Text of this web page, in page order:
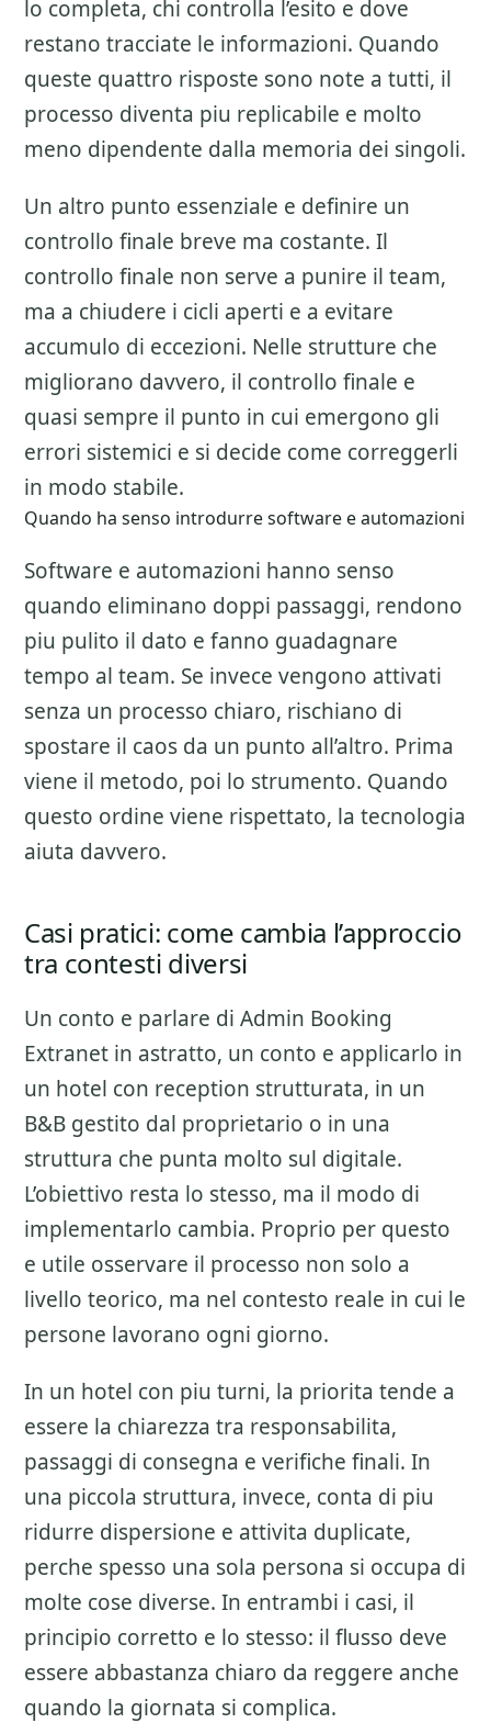
lo completa, chi controlla l’esito e dove
restano tracciate le informazioni. Quando
queste quattro risposte sono note a tutti, il
processo diventa piu replicabile e molto
meno dipendente dalla memoria dei singoli.
Un altro punto essenziale e definire un
controllo finale breve ma costante. Il
controllo finale non serve a punire il team,
ma a chiudere i cicli aperti e a evitare
accumulo di eccezioni. Nelle strutture che
migliorano davvero, il controllo finale e
quasi sempre il punto in cui emergono gli
errori sistemici e si decide come correggerli
in modo stabile.
Quando ha senso introdurre software e automazioni
Software e automazioni hanno senso
quando eliminano doppi passaggi, rendono
piu pulito il dato e fanno guadagnare
tempo al team. Se invece vengono attivati
senza un processo chiaro, rischiano di
spostare il caos da un punto all’altro. Prima
viene il metodo, poi lo strumento. Quando
questo ordine viene rispettato, la tecnologia
aiuta davvero.
Casi pratici: come cambia l’approccio
tra contesti diversi
Un conto e parlare di Admin Booking
Extranet in astratto, un conto e applicarlo in
un hotel con reception strutturata, in un
B&B gestito dal proprietario o in una
struttura che punta molto sul digitale.
L’obiettivo resta lo stesso, ma il modo di
implementarlo cambia. Proprio per questo
e utile osservare il processo non solo a
livello teorico, ma nel contesto reale in cui le
persone lavorano ogni giorno.
In un hotel con piu turni, la priorita tende a
essere la chiarezza tra responsabilita,
passaggi di consegna e verifiche finali. In
una piccola struttura, invece, conta di piu
ridurre dispersione e attivita duplicate,
perche spesso una sola persona si occupa di
molte cose diverse. In entrambi i casi, il
principio corretto e lo stesso: il flusso deve
essere abbastanza chiaro da reggere anche
quando la giornata si complica.